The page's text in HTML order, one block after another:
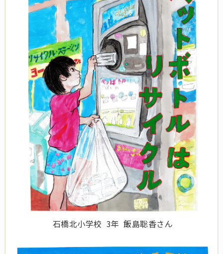
石橋北小学校 3年 飯島聡香さん